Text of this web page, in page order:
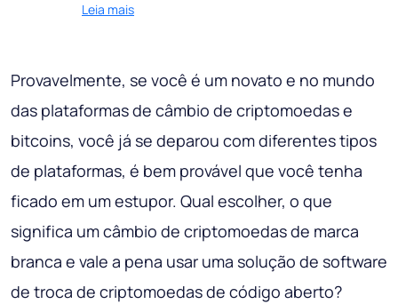
Leia mais
Provavelmente, se você é um novato e no mundo
das plataformas de câmbio de criptomoedas e
bitcoins, você já se deparou com diferentes tipos
de plataformas, é bem provável que você tenha
ficado em um estupor. Qual escolher, o que
significa um câmbio de criptomoedas de marca
branca e vale a pena usar uma solução de software
de troca de criptomoedas de código aberto?